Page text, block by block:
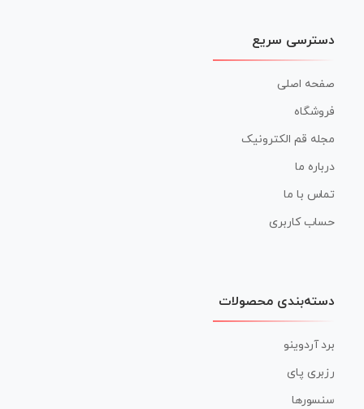
دسترسی سریع
صفحه اصلی
فروشگاه
مجله قم الکترونیک
درباره ما
تماس با ما
حساب کاربری
دسته‌بندی محصولات
برد آردوینو
رزبری پای
سنسورها